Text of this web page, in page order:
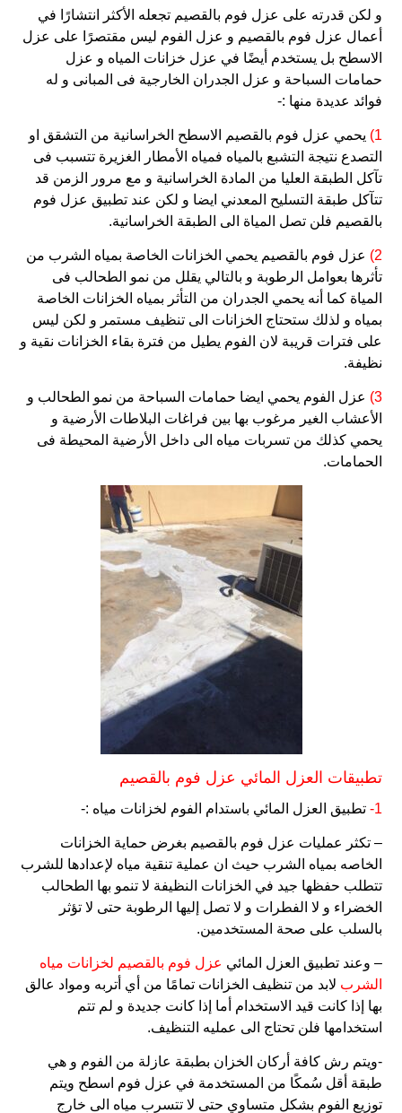
و لكن قدرته على عزل فوم بالقصيم تجعله الأكثر انتشارًا في
أعمال عزل فوم بالقصيم و عزل الفوم ليس مقتصرًا على عزل
الاسطح بل يستخدم أيضًا في عزل خزانات المياه و عزل
حمامات السباحة و عزل الجدران الخارجية فى المبانى و له
فوائد عديدة منها :-
1)
يحمي عزل فوم بالقصيم الاسطح الخراسانية من التشقق او
التصدع نتيجة التشبع بالمياه فمياه الأمطار الغزيرة تتسبب فى
تآكل الطبقة العليا من المادة الخراسانية و مع مرور الزمن قد
تتآكل طبقة التسليح المعدني ايضا و لكن عند تطبيق عزل فوم
بالقصيم فلن تصل المياة الى الطبقة الخراسانية.
2)
عزل فوم بالقصيم يحمي الخزانات الخاصة بمياه الشرب من
تأثرها بعوامل الرطوبة و بالتالي يقلل من نمو الطحالب فى
المياة كما أنه يحمي الجدران من التأثر بمياه الخزانات الخاصة
بمياه و لذلك ستحتاج الخزانات الى تنظيف مستمر و لكن ليس
على فترات قريبة لان الفوم يطيل من فترة بقاء الخزانات نقية و
نظيفة.
3)
عزل الفوم يحمي ايضا حمامات السباحة من نمو الطحالب و
الأعشاب الغير مرغوب بها بين فراغات البلاطات الأرضية و
يحمي كذلك من تسربات مياه الى داخل الأرضية المحيطة فى
الحمامات.
تطبيقات العزل المائي عزل فوم بالقصيم
1- تطبيق العزل المائي باستدام الفوم لخزانات مياه :-
– تكثر عمليات عزل فوم بالقصيم بغرض حماية الخزانات
الخاصه بمياه الشرب حيث ان عملية تنقية مياه لإعدادها للشرب
تتطلب حفظها جيد في الخزانات النظيفة لا تنمو بها الطحالب
الخضراء و لا الفطرات و لا تصل إليها الرطوبة حتى لا تؤثر
بالسلب على صحة المستخدمين.
– وعند تطبيق العزل المائي عزل فوم بالقصيم لخزانات مياه
الشرب لابد من تنظيف الخزانات تمامًا من أي أتربه ومواد عالق
بها إذا كانت قيد الاستخدام أما إذا كانت جديدة و لم تتم
استخدامها فلن تحتاج الى عمليه التنظيف.
-ويتم رش كافة أركان الخزان بطبقة عازلة من الفوم و هي
طبقة أقل سُمكًا من المستخدمة في عزل فوم اسطح ويتم
توزيع الفوم بشكلٍ متساوي حتى لا تتسرب مياه الى خارج